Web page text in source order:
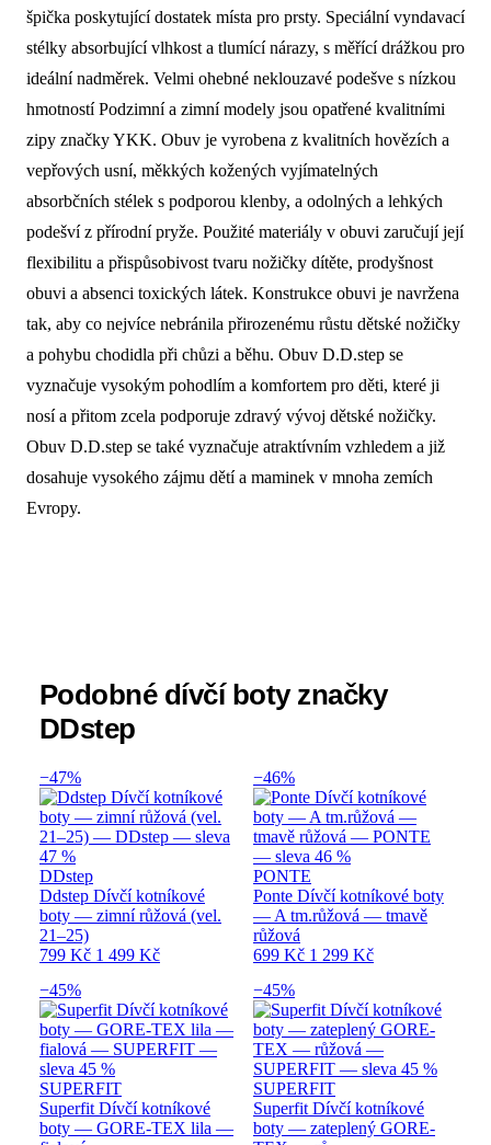
špička poskytující dostatek místa pro prsty. Speciální vyndavací
stélky absorbující vlhkost a tlumící nárazy, s měřící drážkou pro
ideální nadměrek. Velmi ohebné neklouzavé podešve s nízkou
hmotností Podzimní a zimní modely jsou opatřené kvalitními
zipy značky YKK. Obuv je vyrobena z kvalitních hovězích a
vepřových usní, měkkých kožených vyjímatelných
absorbčních stélek s podporou klenby, a odolných a lehkých
podešví z přírodní pryže. Použité materiály v obuvi zaručují její
flexibilitu a přispůsobivost tvaru nožičky dítěte, prodyšnost
obuvi a absenci toxických látek. Konstrukce obuvi je navržena
tak, aby co nejvíce nebránila přirozenému růstu dětské nožičky
a pohybu chodidla při chůzi a běhu. Obuv D.D.step se
vyznačuje vysokým pohodlím a komfortem pro děti, které ji
nosí a přitom zcela podporuje zdravý vývoj dětské nožičky.
Obuv D.D.step se také vyznačuje atraktívním vzhledem a již
dosahuje vysokého zájmu dětí a maminek v mnoha zemích
Evropy.
Podobné dívčí boty značky
DDstep
−47%
DDstep
Ddstep Dívčí kotníkové
boty — zimní růžová (vel.
21–25)
799 Kč 1 499 Kč
−46%
PONTE
Ponte Dívčí kotníkové boty
— A tm.růžová — tmavě
růžová
699 Kč 1 299 Kč
−45%
SUPERFIT
Superfit Dívčí kotníkové
boty — GORE-TEX lila —
−45%
SUPERFIT
Superfit Dívčí kotníkové
boty — zateplený GORE-